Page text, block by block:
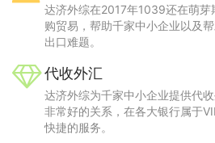
达济外综在2017年1039还在萌芽
购贸易，帮助千家中小企业以及
出口难题。
代收外汇
达济外综为千家中小企业提供代
非常好的关系，在各大银行属于
快捷的服务。